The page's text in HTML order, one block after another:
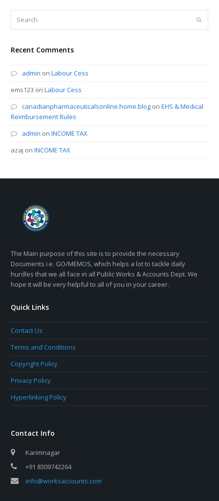
Recent Comments
admin onLabour Cess
ems123 onLabour Cess
canadianpharmaceuticalsonline.home.blog onEHS & Medical
Reimbursement Rules
admin onINCOME TAX
azaj onINCOME TAX
The Main purpose of this site is to provide the necessary
Documents i.e. GO/MEMOS, which helps a lot to tackle daily
hurdles that we all face in all Public Works & Accounts Dept. We
hope it will be very helpful to all of you in your career.
Quick Links
Contact Us
Terms and Conditions
Copyright Policy
Privacy Policy
Hyperlinking Policy
Contact Info
Karimnagar
+91 8309742264
info@worksaccounts.com